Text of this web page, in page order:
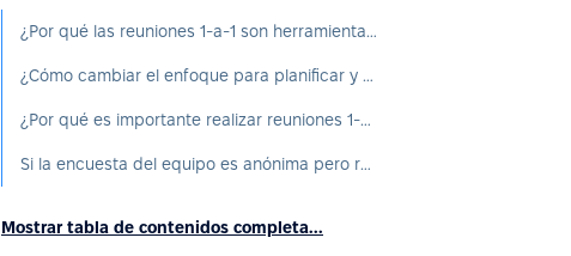
¿Por qué las reuniones 1-a-1 son herramientas fundamentales para los equipos remotos en 2024?
¿Cómo cambiar el enfoque para planificar y realizar reuniones 1-a-1 con el fin de lograr la máxima efectividad?
¿Por qué es importante realizar reuniones 1-a-1 regularmente para medir la satisfacción del equipo durante el trabajo remoto?
Si la encuesta del equipo es anónima pero revela un bajo nivel de satisfacción, ¿qué debemos hacer?
Mostrar tabla de contenidos completa...